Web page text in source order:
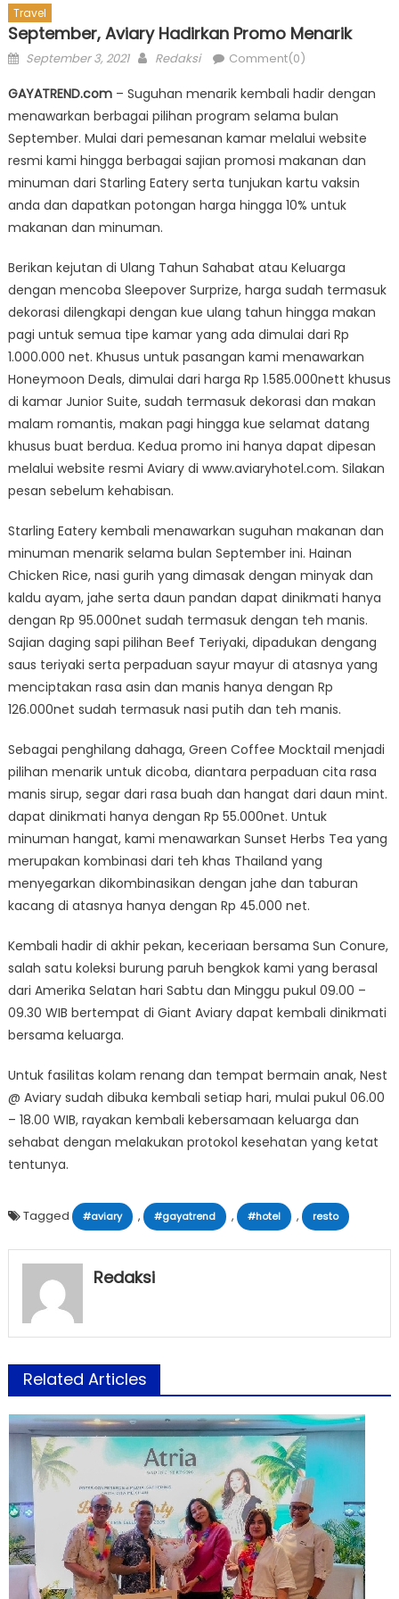
Travel
September, Aviary Hadirkan Promo Menarik
Posted
September 3, 2021 Author
Redaksi Comment(0)
GAYATREND.com– Suguhan menarik kembali hadir dengan
menawarkan berbagai pilihan program selama bulan
September. Mulai dari pemesanan kamar melalui website
resmi kami hingga berbagai sajian promosi makanan dan
minuman dari Starling Eatery serta tunjukan kartu vaksin
anda dan dapatkan potongan harga hingga 10% untuk
makanan dan minuman.
Berikan kejutan di Ulang Tahun Sahabat atau Keluarga
dengan mencoba Sleepover Surprize, harga sudah termasuk
dekorasi dilengkapi dengan kue ulang tahun hingga makan
pagi untuk semua tipe kamar yang ada dimulai dari Rp
1.000.000 net. Khusus untuk pasangan kami menawarkan
Honeymoon Deals, dimulai dari harga Rp 1.585.000nett khusus
di kamar Junior Suite, sudah termasuk dekorasi dan makan
malam romantis, makan pagi hingga kue selamat datang
khusus buat berdua. Kedua promo ini hanya dapat dipesan
melalui website resmi Aviary di www.aviaryhotel.com. Silakan
pesan sebelum kehabisan.
Starling Eatery kembali menawarkan suguhan makanan dan
minuman menarik selama bulan September ini. Hainan
Chicken Rice, nasi gurih yang dimasak dengan minyak dan
kaldu ayam, jahe serta daun pandan dapat dinikmati hanya
dengan Rp 95.000net sudah termasuk dengan teh manis.
Sajian daging sapi pilihan Beef Teriyaki, dipadukan dengang
saus teriyaki serta perpaduan sayur mayur di atasnya yang
menciptakan rasa asin dan manis hanya dengan Rp
126.000net sudah termasuk nasi putih dan teh manis.
Sebagai penghilang dahaga, Green Coffee Mocktail menjadi
pilihan menarik untuk dicoba, diantara perpaduan cita rasa
manis sirup, segar dari rasa buah dan hangat dari daun mint.
dapat dinikmati hanya dengan Rp 55.000net. Untuk
minuman hangat, kami menawarkan Sunset Herbs Tea yang
merupakan kombinasi dari teh khas Thailand yang
menyegarkan dikombinasikan dengan jahe dan taburan
kacang di atasnya hanya dengan Rp 45.000 net.
Kembali hadir di akhir pekan, keceriaan bersama Sun Conure,
salah satu koleksi burung paruh bengkok kami yang berasal
dari Amerika Selatan hari Sabtu dan Minggu pukul 09.00 –
09.30 WIB bertempat di Giant Aviary dapat kembali dinikmati
bersama keluarga.
Untuk fasilitas kolam renang dan tempat bermain anak, Nest
@ Aviary sudah dibuka kembali setiap hari, mulai pukul 06.00
– 18.00 WIB, rayakan kembali kebersamaan keluarga dan
sehabat dengan melakukan protokol kesehatan yang ketat
tentunya.
Tagged #aviary , #gayatrend , #hotel , resto
Redaksi
Related Articles